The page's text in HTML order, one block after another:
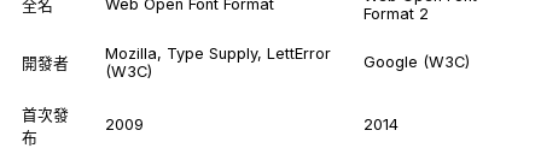
全名 Web Open Font Format
Format 2
開發者
Mozilla, Type Supply, LettError
(W3C)
Google (W3C)
首次發
布
2009 2014